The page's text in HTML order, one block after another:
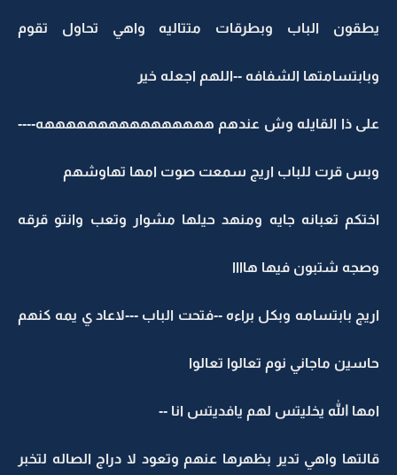
يطقون الباب وبطرقات متتاليه واهي تحاول تقوم
وبابتسامتها الشفافه --اللهم اجعله خير
على ذا القايله وش عندهم ههههههههههههههههه----
وبس قرت للباب اريج سمعت صوت امها تهاوشهم
اختكم تعبانه جايه ومنهد حيلها مشوار وتعب وانتو قرقه
وصجه شتبون فيها هاااا
اريج بابتسامه وبكل براءه --فتحت الباب ---لاعاد ي يمه كنهم
حاسين ماجاني نوم تعالوا تعالوا
امها الله يخليتس لهم يافديتس انا --
قالتها واهي تدير بظهرها عنهم وتعود لا دراج الصاله لتخبر